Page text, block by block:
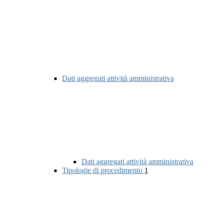
Dati aggregati attività amministrativa
Dati aggregati attività amministrativa
Tipologie di procedimento 1